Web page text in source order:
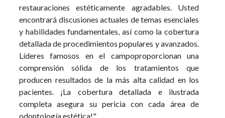
restauraciones estéticamente agradables. Usted
encontrará discusiones actuales de temas esenciales
y habilidades fundamentales, así como la cobertura
detallada de procedimientos populares y avanzados.
Líderes famosos en el campoproporcionan una
comprensión sólida de los tratamientos que
producen resultados de la más alta calidad en los
pacientes. ¡La cobertura detallada e ilustrada
completa asegura su pericia con cada área de
odontología estética!"